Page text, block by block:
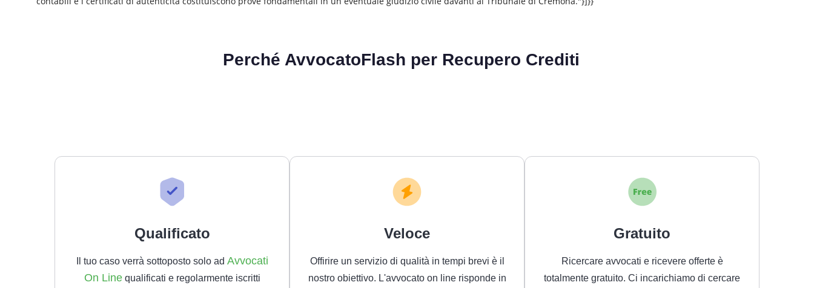
Perché AvvocatoFlash per Recupero Crediti
Qualificato
Il tuo caso verrà sottoposto solo ad Avvocati
On Line qualificati e regolarmente iscritti
Veloce
Offirire un servizio di qualità in tempi brevi è il
nostro obiettivo. L'avvocato on line risponde in
Gratuito
Ricercare avvocati e ricevere offerte è
totalmente gratuito. Ci incarichiamo di cercare